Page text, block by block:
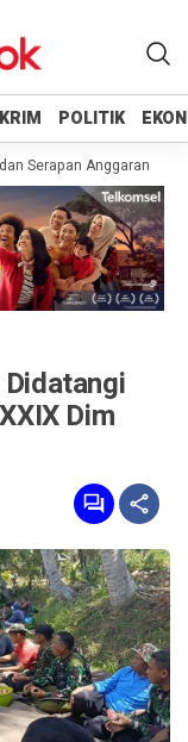
POLITIK
POLITIK
Serapan Anggaran
Dim